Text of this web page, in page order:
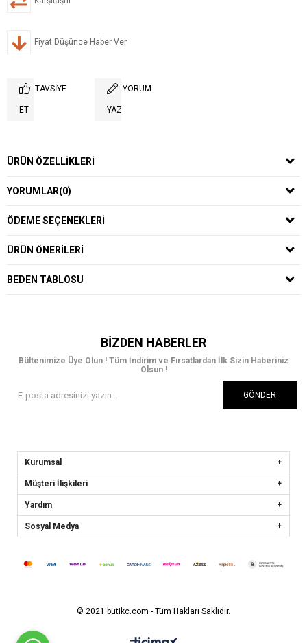
Fiyat Düşünce Haber Ver
TAVSIYE
ET
YORUM
YAZ
ÜRÜN ÖZELLIKLERI
YORUMLAR(0)
ÖDEME SEÇENEKLERI
ÜRÜN ÖNERILERI
BEDEN TABLOSU
BIZDEN HABERLER
Bültenimize Üye Olun ! Tüm İndirim ve Fırsatlardan İlk Sizin Haberiniz
Olsun !
GÖNDER
Kurumsal
Müşteri İlişkileri
Yardım
Sosyal Medya
© 2021 butikc.com - Tüm Hakları Saklıdır.